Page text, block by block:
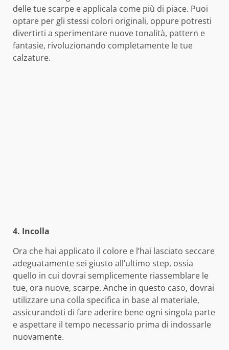
delle tue scarpe e applicala come più di piace. Puoi
optare per gli stessi colori originali, oppure potresti
divertirti a sperimentare nuove tonalità, pattern e
fantasie, rivoluzionando completamente le tue
calzature.
4. Incolla
Ora che hai applicato il colore e l’hai lasciato seccare
adeguatamente sei giusto all’ultimo step, ossia
quello in cui dovrai semplicemente riassemblare le
tue, ora nuove, scarpe. Anche in questo caso, dovrai
utilizzare una colla specifica in base al materiale,
assicurandoti di fare aderire bene ogni singola parte
e aspettare il tempo necessario prima di indossarle
nuovamente.